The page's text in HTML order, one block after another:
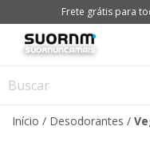
Frete grátis para
Início / Desodorantes /